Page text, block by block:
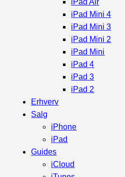
iPad Air
iPad Mini 4
iPad Mini 3
iPad Mini 2
iPad Mini
iPad 4
iPad 3
iPad 2
Erhverv
Salg
iPhone
iPad
Guides
iCloud